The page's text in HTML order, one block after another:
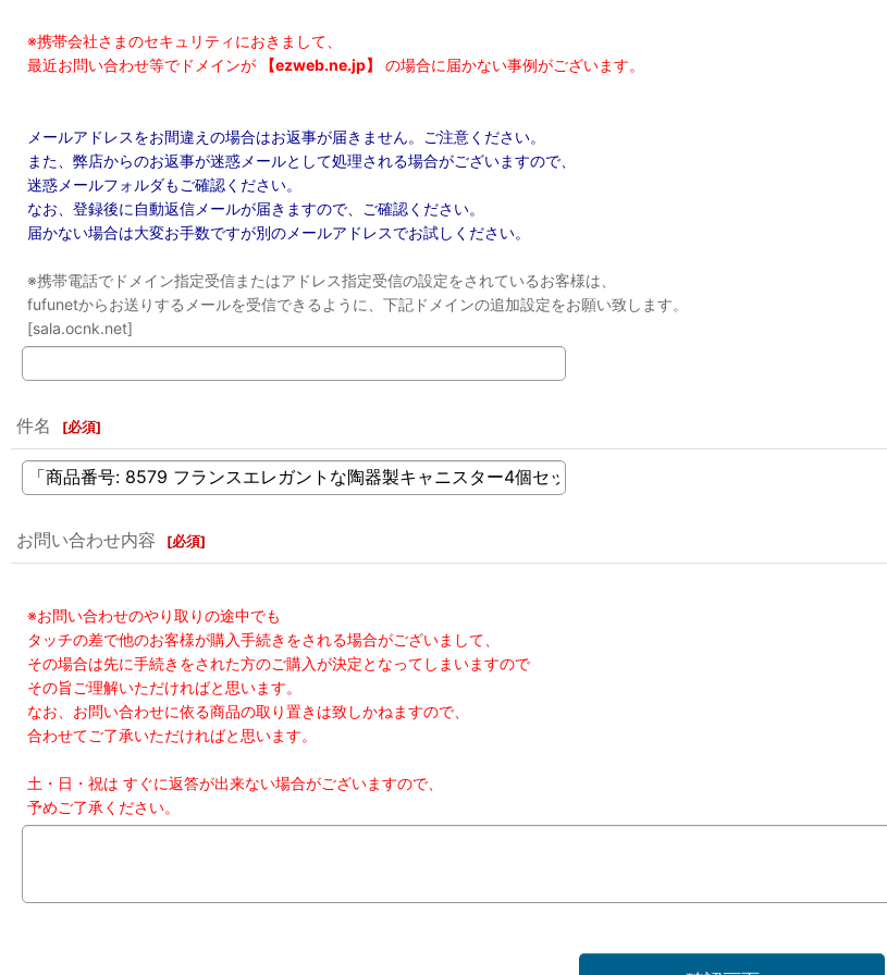
※携帯会社さまのセキュリティにおきまして、
最近お問い合わせ等でドメインが
【ezweb.ne.jp】 の場合に届かない事例がございます。
メールアドレスをお間違えの場合はお返事が届きません。ご注意ください。
また、弊店からのお返事が迷惑メールとして処理される場合がございますので、
迷惑メールフォルダもご確認ください。
なお、登録後に自動返信メールが届きますので、ご確認ください。
届かない場合は大変お手数ですが別のメールアドレスでお試しください。
※携帯電話でドメイン指定受信またはアドレス指定受信の設定をされているお客様は、
fufunetからお送りするメールを受信できるように、下記ドメインの追加設定をお願い致します。
[sala.ocnk.net]
件名 [必須]
お問い合わせ内容 [必須]
※お問い合わせのやり取りの途中でも
タッチの差で他のお客様が購入手続きをされる場合がございまして、
その場合は先に手続きをされた方のご購入が決定となってしまいますので
その旨ご理解いただければと思います。
なお、お問い合わせに依る商品の取り置きは致しかねますので、
合わせてご了承いただければと思います。
土・日・祝は すぐに返答が出来ない場合がございますので、
予めご了承ください。